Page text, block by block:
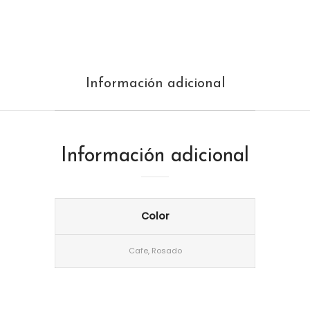
Información adicional
Información adicional
Color
Cafe, Rosado